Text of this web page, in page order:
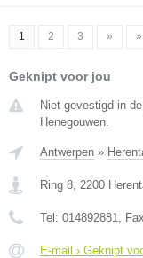
1 2 3 »
Geknipt voor jou
Niet gevestigd in
Henegouwen.
Antwerpen »
Ring 8, 2200
Tel: 014892881,
E-mail › Geknipt